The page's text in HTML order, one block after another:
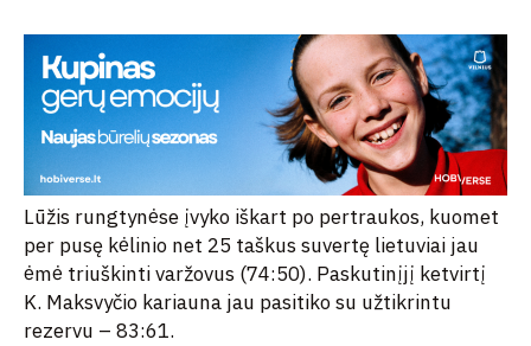
Lūžis rungtynėse įvyko iškart po pertraukos, kuomet
per pusę kėlinio net 25 taškus suvertę lietuviai jau
ėmė triuškinti varžovus (74:50). Paskutinįjį ketvirtį
K. Maksvyčio kariauna jau pasitiko su užtikrintu
rezervu – 83:61.